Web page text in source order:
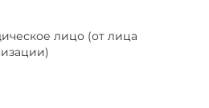
лицо (от лица